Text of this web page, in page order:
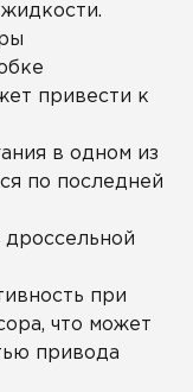
привести к
в одном из
по последней
дроссельной
при
что может
привода